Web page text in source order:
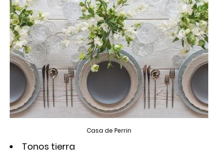
Casa de Perrin
Tonos tierra